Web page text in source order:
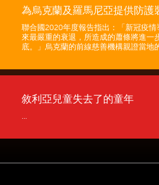
為烏克蘭及羅馬尼亞提供防護
聯合國2020年度報告指出：「新冠疫
來最嚴重的衰退，所造成的蕭條將進一
底。」烏克蘭的前線慈善機構親證當地
敘利亞兒童失去了的童年
...